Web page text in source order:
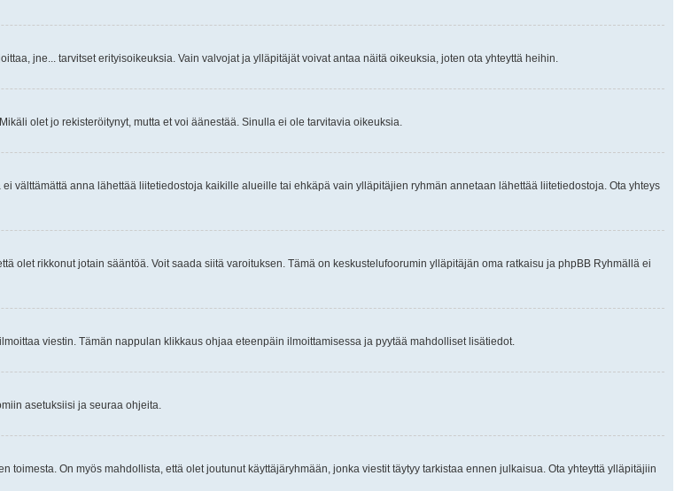
jne... tarvitset erityisoikeuksia. Vain valvojat ja ylläpitäjät voivat antaa näitä oikeuksia, joten ota yhteyttä heihin.
olet jo rekisteröitynyt, mutta et voi äänestää. Sinulla ei ole tarvitavia oikeuksia.
välttämättä anna lähettää liitetiedostoja kaikille alueille tai ehkäpä vain ylläpitäjien ryhmän annetaan lähettää liitetiedostoja. Ota yhteys
olet rikkonut jotain sääntöä. Voit saada siitä varoituksen. Tämä on keskustelufoorumin ylläpitäjän oma ratkaisu ja phpBB Ryhmällä ei
viestin. Tämän nappulan klikkaus ohjaa eteenpäin ilmoittamisessa ja pyytää mahdolliset lisätiedot.
asetuksiisi ja seuraa ohjeita.
On myös mahdollista, että olet joutunut käyttäjäryhmään, jonka viestit täytyy tarkistaa ennen julkaisua. Ota yhteyttä ylläpitäjiin